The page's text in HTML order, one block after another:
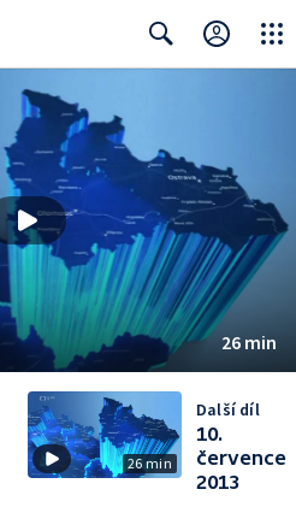
26 min
26 min
Další díl
10.
července
2013